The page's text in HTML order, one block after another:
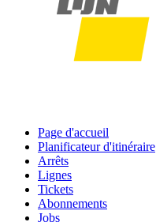
Page d'accueil
Planificateur d'itinéraire
Arrêts
Lignes
Tickets
Abonnements
Jobs